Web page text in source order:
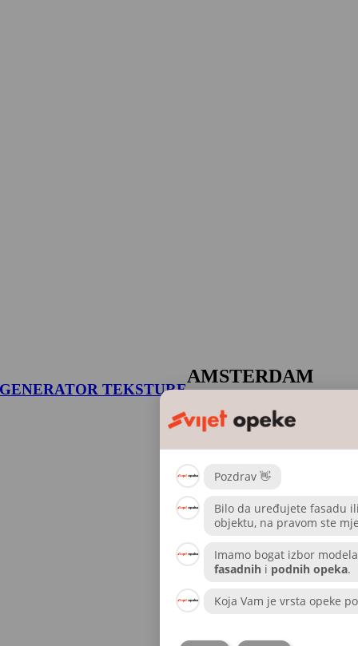
GENERATOR TEKSTURE
AMSTERDAM
Proizvajalec Vandersanden
Vrsta opeke
Klinker –
Barva vijolična
Dodatna
rjav,siva